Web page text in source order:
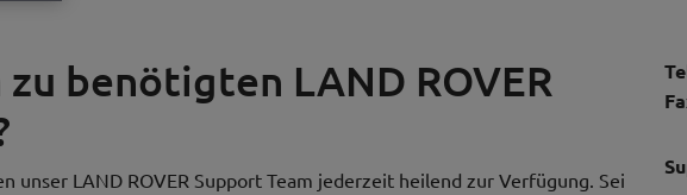
zu benötigten LAND ROVER
unser LAND ROVER Support Team jederzeit heilend zur Verfügung. Sei